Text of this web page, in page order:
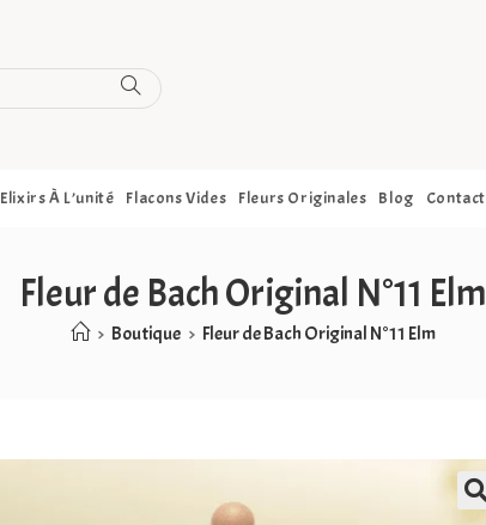
Elixirs À L’unité Flacons Vides Fleurs Originales Blog Contact
Fleur de Bach Original N°11 Elm
> Boutique > Fleur de Bach Original N°11 Elm